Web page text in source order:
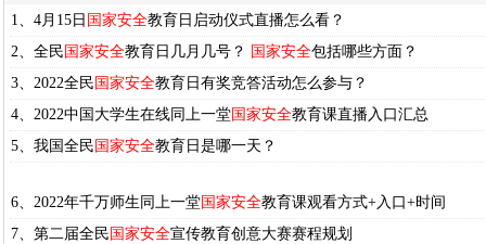
1、4月15日 国家安全教育日启动仪式直播怎么看？
2、全民 国家安全教育日几月几号？ 国家安全包括哪些方面？
3、2022全民 国家安全教育日有奖竞答活动怎么参与？
4、2022中国大学生在线同上一堂国家安全教育课直播入口汇总
5、我国全民 国家安全教育日是哪一天？
6、2022年千万师生同上一堂国家安全教育课观看方式+入口+时间
7、第二届全民 国家安全宣传教育创意大赛赛程规划